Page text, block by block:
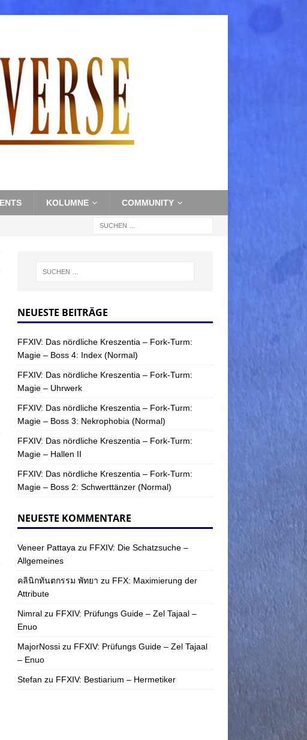
KOLUMNE COMMUNITY
NEUESTE BEITRÄGE
FFXIV: Das nördliche Kreszentia – Fork-Turm:
Magie – Boss 4: Index (Normal)
FFXIV: Das nördliche Kreszentia – Fork-Turm:
Magie – Uhrwerk
FFXIV: Das nördliche Kreszentia – Fork-Turm:
Magie – Boss 3: Nekrophobia (Normal)
FFXIV: Das nördliche Kreszentia – Fork-Turm:
Magie – Hallen II
FFXIV: Das nördliche Kreszentia – Fork-Turm:
Magie – Boss 2: Schwerttänzer (Normal)
NEUESTE KOMMENTARE
Veneer Pattaya zu FFXIV: Die Schatzsuche –
Allgemeines
คลินิกทันตกรรม พัทยา zu FFX: Maximierung der
Attribute
Nimralzu FFXIV: Prüfungs Guide – Zel Tajaal –
Enuo
MajorNossizu FFXIV: Prüfungs Guide – Zel Tajaal
– Enuo
Stefan zu FFXIV: Bestiarium – Hermetiker